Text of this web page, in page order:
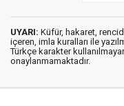
UYARI: Küfür, hakaret,
içeren, imla kuralları ile
Türkçe karakter
onaylanmamaktadır.